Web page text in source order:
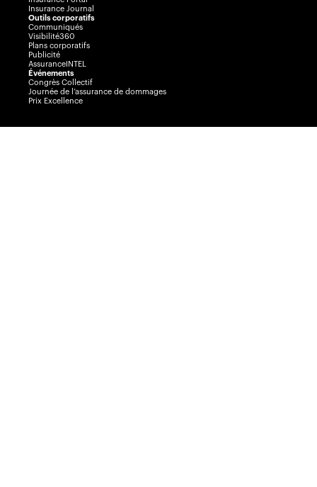
Insurance Journal
Outils corporatifs
Communiqués
Visibilité360
Plans corporatifs
Publicité
AssuranceINTEL
Événements
Congrès Collectif
Journée de l’assurance de dommages
Prix Excellence